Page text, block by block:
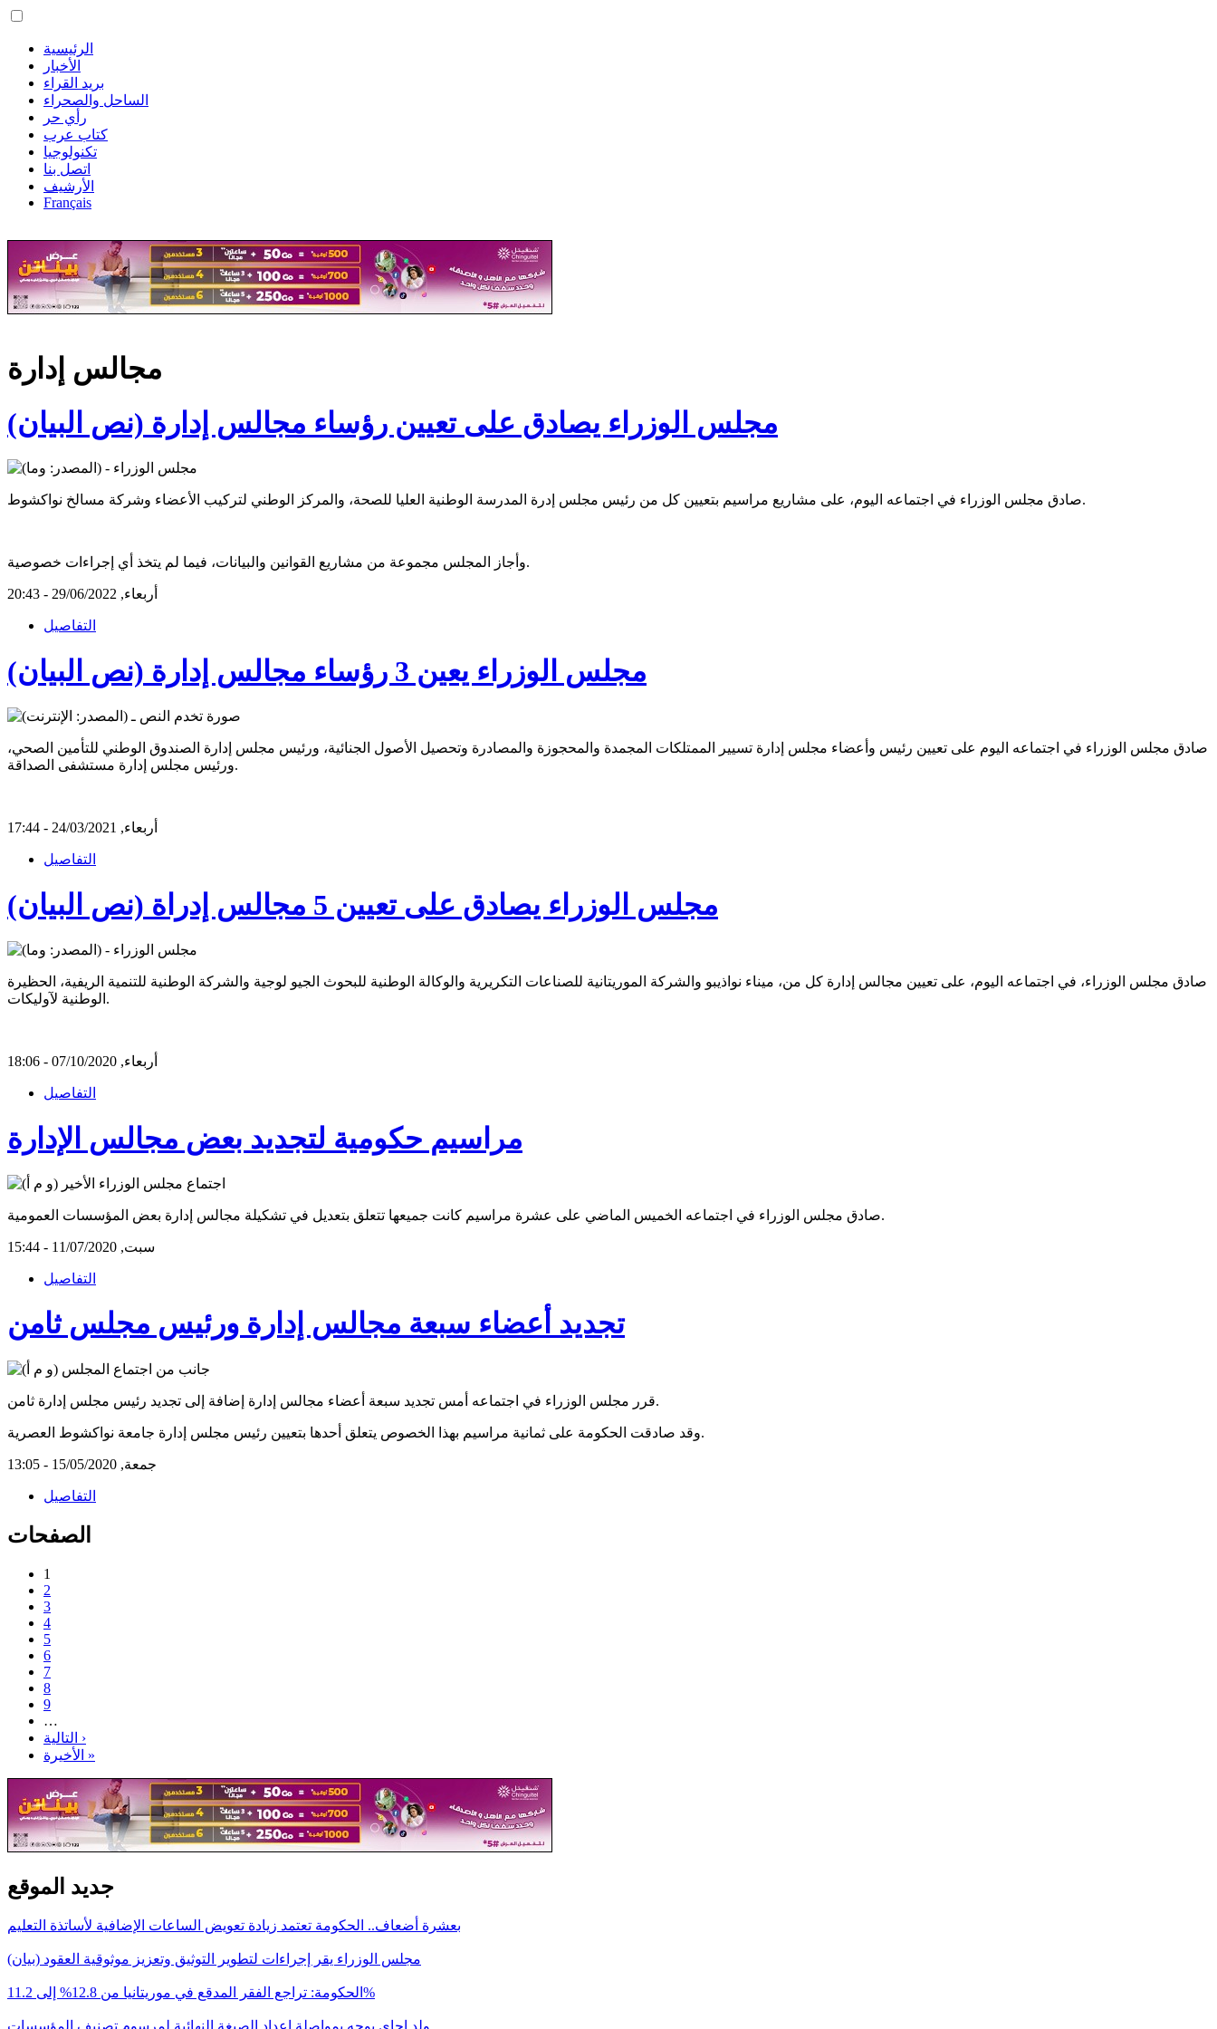
الرئيسية
الأخبار
بريد القراء
الساحل والصحراء
رأي حر
كتاب عرب
تكنولوجيا
اتصل بنا
الأرشيف
Français
مجالس إدارة
مجلس الوزراء يصادق على تعيين رؤساء مجالس إدارة (نص البيان)
صادق مجلس الوزراء في اجتماعه اليوم، على مشاريع مراسيم بتعيين كل من رئيس مجلس إدرة المدرسة الوطنية العليا للصحة، والمركز الوطني لتركيب الأعضاء وشركة مسالخ نواكشوط.
وأجاز المجلس مجموعة من مشاريع القوانين والبيانات، فيما لم يتخذ أي إجراءات خصوصية.
أربعاء, 29/06/2022 - 20:43
التفاصيل
مجلس الوزراء يعين 3 رؤساء مجالس إدارة (نص البيان)
صادق مجلس الوزراء في اجتماعه اليوم على تعيين رئيس وأعضاء مجلس إدارة تسيير الممتلكات المجمدة والمحجوزة والمصادرة وتحصيل الأصول الجنائية، ورئيس مجلس إدارة الصندوق الوطني للتأمين الصحي،
ورئيس مجلس إدارة مستشفى الصداقة.
أربعاء, 24/03/2021 - 17:44
التفاصيل
مجلس الوزراء يصادق على تعيين 5 مجالس إدراة (نص البيان)
صادق مجلس الوزراء، في اجتماعه اليوم، على تعيين مجالس إدارة كل من، ميناء نواذيبو والشركة الموريتانية للصناعات التكريرية والوكالة الوطنية للبحوث الجيو لوجية والشركة الوطنية للتنمية الريفية، الحظيرة
الوطنية لآوليكات.
أربعاء, 07/10/2020 - 18:06
التفاصيل
مراسيم حكومية لتجديد بعض مجالس الإدارة
صادق مجلس الوزراء في اجتماعه الخميس الماضي على عشرة مراسيم كانت جميعها تتعلق بتعديل في تشكيلة مجالس إدارة بعض المؤسسات العمومية.
سبت, 11/07/2020 - 15:44
التفاصيل
تجديد أعضاء سبعة مجالس إدارة ورئيس مجلس ثامن
قرر مجلس الوزراء في اجتماعه أمس تجديد سبعة أعضاء مجالس إدارة إضافة إلى تجديد رئيس مجلس إدارة ثامن.
وقد صادقت الحكومة على ثمانية مراسيم بهذا الخصوص يتعلق أحدها بتعيين رئيس مجلس إدارة جامعة نواكشوط العصرية.
جمعة, 15/05/2020 - 13:05
التفاصيل
الصفحات
1
2
3
4
5
6
7
8
9
…
التالية ›
الأخيرة »
جديد الموقع
بعشرة أضعاف.. الحكومة تعتمد زيادة تعويض الساعات الإضافية لأساتذة التعليم
مجلس الوزراء يقر إجراءات لتطوير التوثيق وتعزيز موثوقية العقود (بيان)
الحكومة: تراجع الفقر المدقع في موريتانيا من 12.8% إلى 11.2%